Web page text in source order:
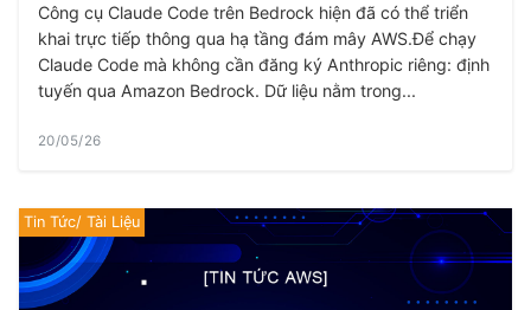
Công cụ Claude Code trên Bedrock hiện đã có thể triển
khai trực tiếp thông qua hạ tầng đám mây AWS.Để chạy
Claude Code mà không cần đăng ký Anthropic riêng: định
tuyến qua Amazon Bedrock. Dữ liệu nằm trong...
20/05/26
Tin Tức/ Tài Liệu